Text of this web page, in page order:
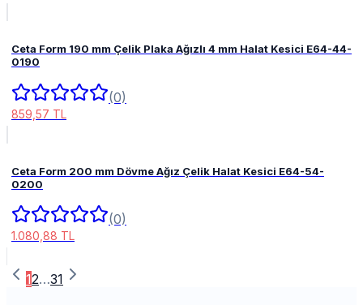
Ceta Form 190 mm Çelik Plaka Ağızlı 4 mm Halat Kesici E64-44-
0190
(0)
859,57 TL
Ceta Form 200 mm Dövme Ağız Çelik Halat Kesici E64-54-
0200
(0)
1.080,88 TL
12…31